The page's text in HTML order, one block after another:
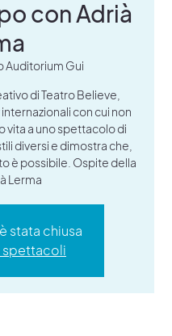
con Adrià
Auditorium Gui
di Teatro Believe,
con cui non
vita a uno spettacolo di
diversi e dimostra che,
è possibile. Ospite della
Lerma
stata chiusa
spettacoli